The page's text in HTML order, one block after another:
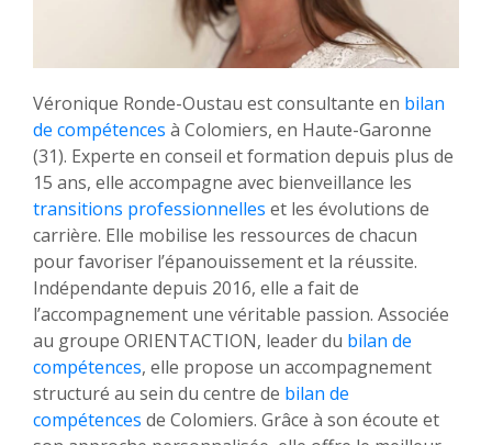
Véronique Ronde-Oustau est consultante en bilan
de compétences à Colomiers, en Haute-Garonne
(31). Experte en conseil et formation depuis plus de
15 ans, elle accompagne avec bienveillance les
transitions professionnelles et les évolutions de
carrière. Elle mobilise les ressources de chacun
pour favoriser l’épanouissement et la réussite.
Indépendante depuis 2016, elle a fait de
l’accompagnement une véritable passion. Associée
au groupe ORIENTACTION, leader du bilan de
compétences, elle propose un accompagnement
structuré au sein du centre de bilan de
compétences de Colomiers. Grâce à son écoute et